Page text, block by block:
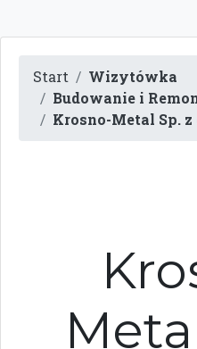
Start
Wizytówka
Budowanie i
Krosno-Metal Sp. z